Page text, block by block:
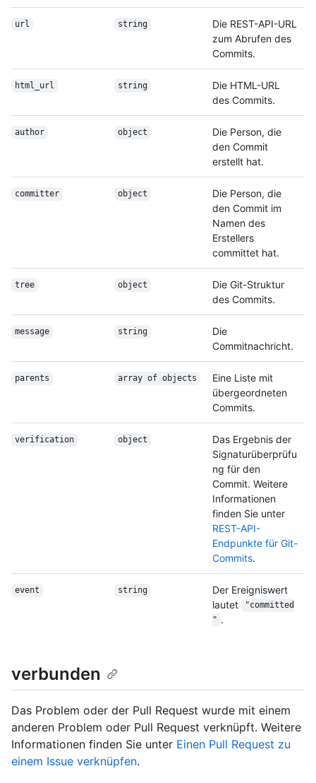
url string
Die REST-API-URL
zum Abrufen des
Commits.
html_url string
Die HTML-URL
des Commits.
author object
Die Person, die
den Commit
erstellt hat.
committer object
Die Person, die
den Commit im
Namen des
Erstellers
committet hat.
tree object
Die Git-Struktur
des Commits.
message string
Die
Commitnachricht.
parents array of objects
Eine Liste mit
übergeordneten
Commits.
verification object
Das Ergebnis der
Signaturüberprüfu
ng für den
Commit. Weitere
Informationen
finden Sie unter
REST-API-
Endpunkte für Git-
Commits.
event string
Der Ereigniswert
lautet
"committed
" .
verbunden
Das Problem oder der Pull Request wurde mit einem
anderen Problem oder Pull Request verknüpft. Weitere
Informationen finden Sie unter Einen Pull Request zu
einem Issue verknüpfen.